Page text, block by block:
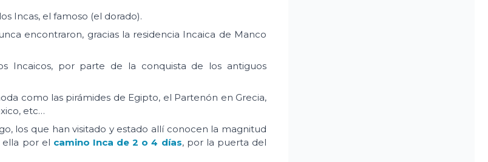
Incas, el famoso (el dorado).
encontraron, gracias la residencia Incaica de Manco
Incaicos, por parte de la conquista de los antiguos
como las pirámides de Egipto, el Partenón en Grecia,
etc…
los que han visitado y estado allí conocen la magnitud
ella por el camino Inca de 2 o 4 días, por la puerta del